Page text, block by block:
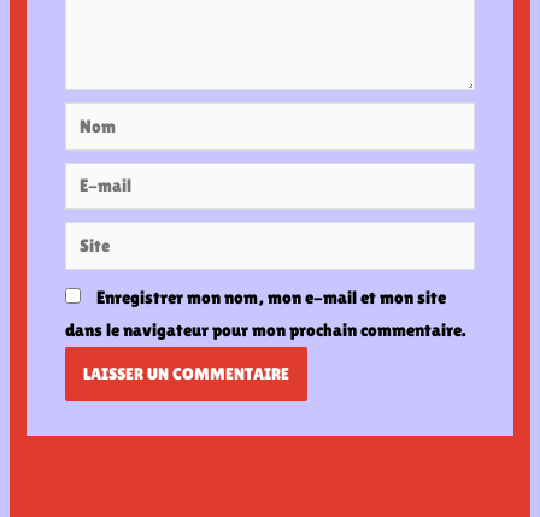
Nom
E-
mail
Site
Enregistrer mon nom, mon e-mail et mon site
dans le navigateur pour mon prochain commentaire.